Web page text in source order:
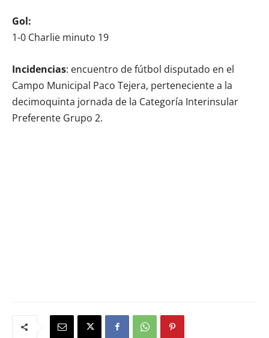
Gol:
1-0 Charlie minuto 19
Incidencias: encuentro de fútbol disputado en el
Campo Municipal Paco Tejera, perteneciente a la
decimoquinta jornada de la Categoría Interinsular
Preferente Grupo 2.